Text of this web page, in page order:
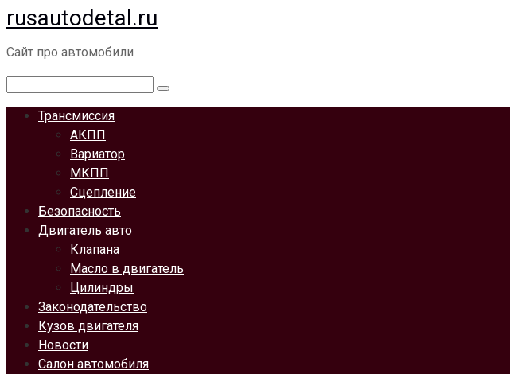
Перейти
к
контенту
rusautodetal.ru
Сайт про автомобили
Трансмиссия
АКПП
Вариатор
МКПП
Сцепление
Безопасность
Двигатель авто
Клапана
Масло в двигатель
Цилиндры
Законодательство
Кузов двигателя
Новости
Салон автомобиля